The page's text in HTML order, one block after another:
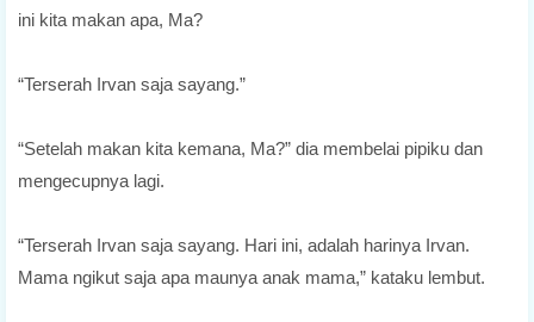
ini kita makan apa, Ma?
“Terserah Irvan saja sayang.”
“Setelah makan kita kemana, Ma?” dia membelai pipiku dan
mengecupnya lagi.
“Terserah Irvan saja sayang. Hari ini, adalah harinya Irvan.
Mama ngikut saja apa maunya anak mama,” kataku lembut.